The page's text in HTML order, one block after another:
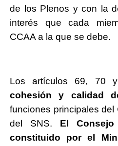
de los Plenos y con la
interés que cada
CCAA a la que se debe.
Los artículos 69, 70
cohesión y calidad
funciones principales del
del SNS. El Consejo
constituido por el